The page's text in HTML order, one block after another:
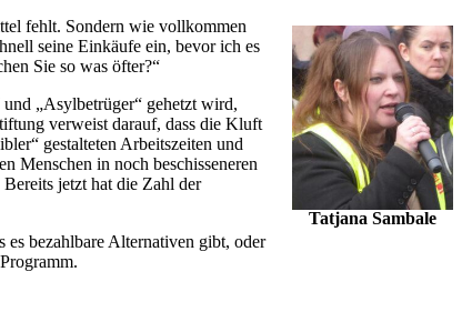
Tatjana Sambale
fehlt. Sondern wie vollkommen
seine Einkäufe ein, bevor ich es
Sie so was öfter?“
„Asylbetrüger“ gehetzt wird,
verweist darauf, dass die Kluft
gestalteten Arbeitszeiten und
Menschen in noch beschisseneren
jetzt hat die Zahl der
es bezahlbare Alternativen gibt, oder